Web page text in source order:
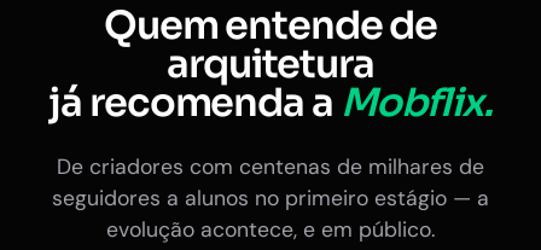
Quem entende de
arquitetura
já recomenda a Mobflix.
De criadores com centenas de milhares de
seguidores a alunos no primeiro estágio — a
evolução acontece, e em público.